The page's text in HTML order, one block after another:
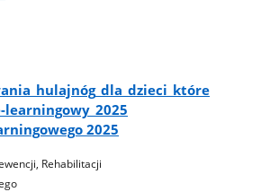
learningowy​_2025
2025
Rehabilitacji